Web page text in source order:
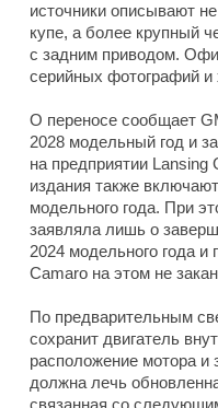
источники описывают
купе, а более крупный
с задним приводом.
серийных фотографий и
О переносе сообщает
2028 модельный год и
на предприятии
издания также
модельного года. При
заявляла лишь о
2024 модельного года и
Camaro на этом не
По предварительным
сохранит двигатель
расположение мотора и
должна лечь